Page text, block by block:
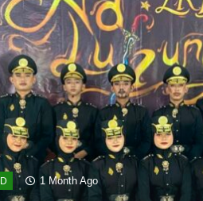
1 Month Ago